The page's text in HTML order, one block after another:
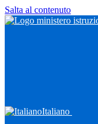
Salta al contenuto
Italiano